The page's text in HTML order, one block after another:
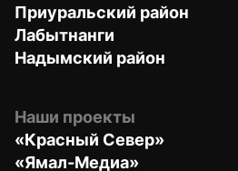
Приуральский район
Лабытнанги
Надымский район
Наши проекты
«Красный Север»
«Ямал-Медиа»